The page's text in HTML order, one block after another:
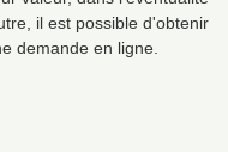
il est possible d'obtenir
demande en ligne.